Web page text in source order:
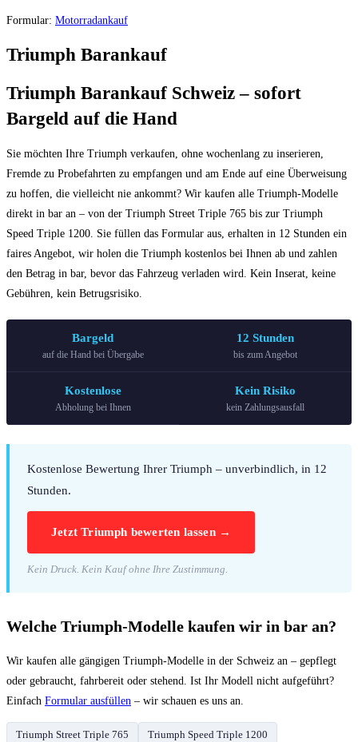
Formular: Motorradankauf
Triumph Barankauf
Triumph Barankauf Schweiz – sofort
Bargeld auf die Hand
Sie möchten Ihre Triumph verkaufen, ohne wochenlang zu inserieren,
Fremde zu Probefahrten zu empfangen und am Ende auf eine Überweisung
zu hoffen, die vielleicht nie ankommt? Wir kaufen alle Triumph-Modelle
direkt in bar an – von der Triumph Street Triple 765 bis zur Triumph
Speed Triple 1200. Sie füllen das Formular aus, erhalten in 12 Stunden ein
faires Angebot, wir holen die Triumph kostenlos bei Ihnen ab und zahlen
den Betrag in bar, bevor das Fahrzeug verladen wird. Kein Inserat, keine
Gebühren, kein Betrugsrisiko.
Bargeld
auf die Hand bei Übergabe
12 Stunden
bis zum Angebot
Kostenlose
Abholung bei Ihnen
Kein Risiko
kein Zahlungsausfall
Kostenlose Bewertung Ihrer Triumph – unverbindlich, in 12
Stunden.
Jetzt Triumph bewerten lassen →
Kein Druck. Kein Kauf ohne Ihre Zustimmung.
Welche Triumph-Modelle kaufen wir in bar an?
Wir kaufen alle gängigen Triumph-Modelle in der Schweiz an – gepflegt
oder gebraucht, fahrbereit oder stehend. Ist Ihr Modell nicht aufgeführt?
Einfach Formular ausfüllen – wir schauen es uns an.
Triumph Street Triple 765 Triumph Speed Triple 1200